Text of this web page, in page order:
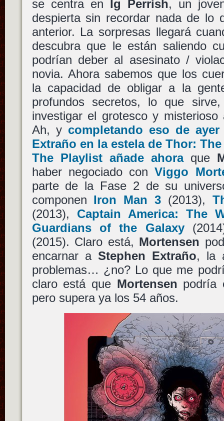
se centra en Ig Perrish, un
despierta sin recordar nada de lo
anterior. La sorpresas llegará
descubra que le están saliendo
podrían deber al asesinato /
novia. Ahora sabemos que los
la capacidad de obligar a la
profundos secretos, lo que
investigar el grotesco y
Ah, y completando eso de
Extraño en la estela de Thor:
The Playlist añade ahoraque
haber negociado conViggo
parte de la Fase 2 de su
componen Iron Man 3 (2013),
(2013), Captain America: The
Guardians of the Galaxy
(2015). Claro está, Mortensen
encarnar a Stephen Extraño, la
problemas… ¿no? Lo que me
claro está que Mortensen podría
pero supera ya los 54 años.